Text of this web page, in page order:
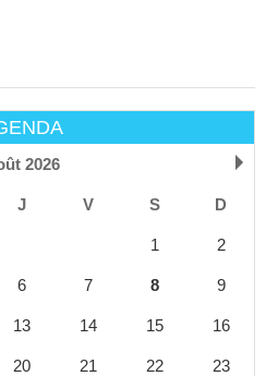
2026
J V S D
1 2
6 7 8 9
13 14 15 16
20 21 22 23